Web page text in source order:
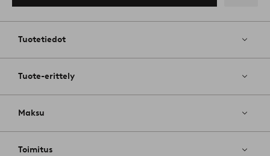
Tuotetiedot
Tuote-erittely
Maksu
Toimitus